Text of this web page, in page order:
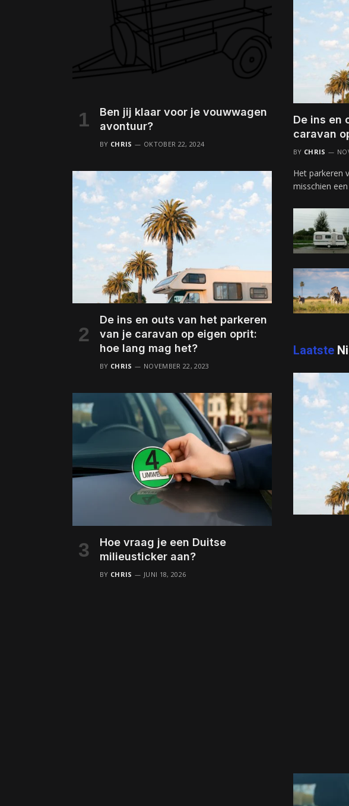
Ben jij klaar voor je vouwwagen
avontuur?
BY CHRIS OKTOBER 22, 2024
De ins en outs van het parkeren
van je caravan op eigen oprit:
hoe lang mag het?
BY CHRIS NOVEMBER 22, 2023
Hoe vraag je een Duitse
milieusticker aan?
BY CHRIS JUNI 18, 2026
De ins en
caravan
het?
BY CHRIS
Het parkeren
misschien
Laatste